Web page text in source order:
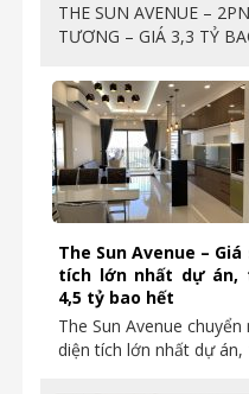
THE SUN AVENUE –
TƯƠNG – GIÁ 3,3 TỶ
The Sun Avenue –
tích lớn nhất dự án,
4,5 tỷ bao hết
The Sun Avenue
diện tích lớn nhất dự